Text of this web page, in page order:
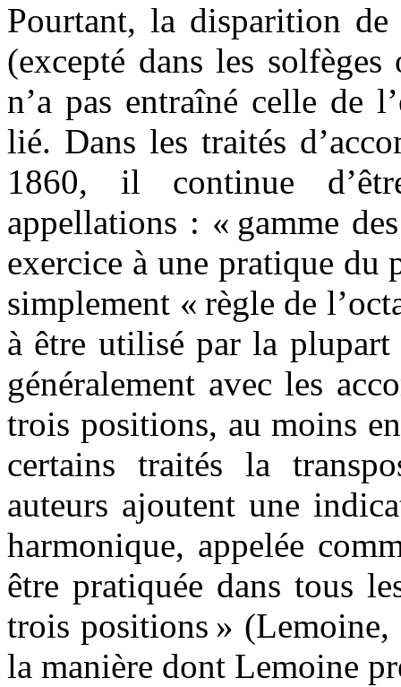
Pourtant, la disparition
(excepté dans les
n’a pas entraîné celle de
lié. Dans les traités
1860, il continue
appellations : « gamme
exercice à une pratique du
simplement « règle de
à être utilisé par la plupart
généralement avec les
trois positions, au moins
certains traités la
auteurs ajoutent une
harmonique, appelée
être pratiquée dans tous
trois positions »
la manière dont Lemoine